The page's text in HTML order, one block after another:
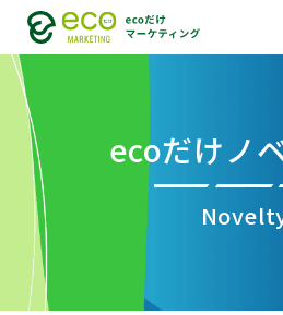
ecoだけノ